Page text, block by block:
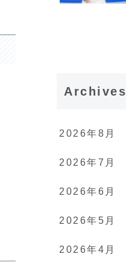
Archives
2026年8月
2026年7月
2026年6月
2026年5月
2026年4月